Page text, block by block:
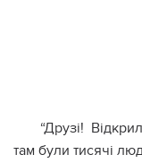
“Друзі!
там були тисячі